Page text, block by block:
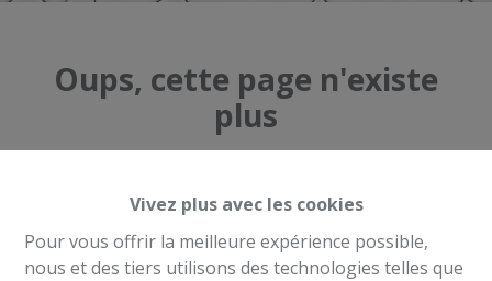
Vivez plus avec les cookies
Pour vous offrir la meilleure expérience possible,
nous et des tiers utilisons des technologies telles que
Oups, cette page n'existe
plus
À Vendre À Louer